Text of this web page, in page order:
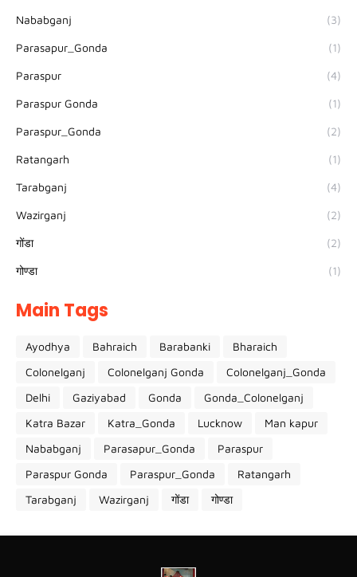
Nababganj (3)
Parasapur_Gonda (1)
Paraspur (4)
Paraspur Gonda (1)
Paraspur_Gonda (2)
Ratangarh (1)
Tarabganj (4)
Wazirganj (2)
गोंडा (2)
गोण्डा (1)
Main Tags
Ayodhya Bahraich Barabanki
Bharaich
Colonelganj
Colonelganj Gonda
Colonelganj_Gonda
Delhi
Gaziyabad Gonda
Gonda_Colonelganj
Katra Bazar
Katra_Gonda Lucknow
Man kapur
Nababganj
Parasapur_Gonda
Paraspur
Paraspur Gonda
Paraspur_Gonda
Ratangarh
Tarabganj
Wazirganj गोंडा गोण्डा